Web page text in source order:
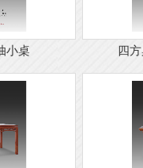
小桌 四